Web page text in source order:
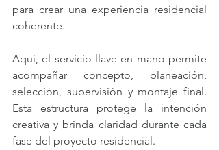
para crear una experiencia residencial
coherente.
Aquí, el servicio llave en mano permite
acompañar concepto, planeación,
selección, supervisión y montaje final.
Esta estructura protege la intención
creativa y brinda claridad durante cada
fase del proyecto residencial.